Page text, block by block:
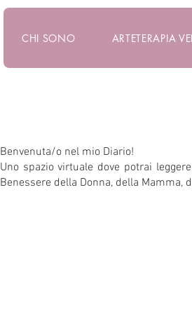
CHI SONO ARTETERAPIA
Benvenuta/o nel mio Diario!
Uno spazio virtuale dove potrai
Benessere della Donna, della Mamma,